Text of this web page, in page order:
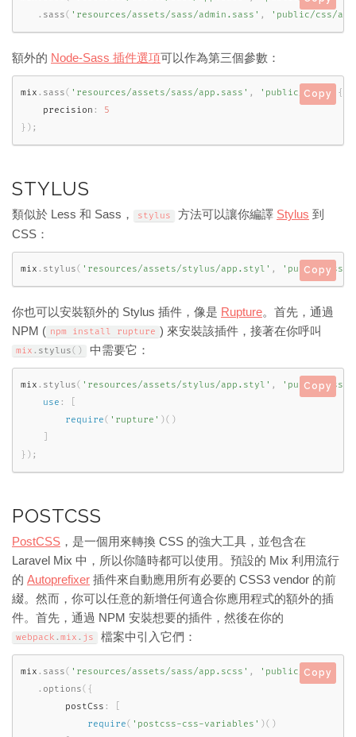
. sass( 'resources/assets/sass/admin.sass' , 'public/css/
額外的 Node-Sass 插件選項可以作為第三個參數：
mix . sass( 'resources/assets/sass/app.sass' , 'public/css',
{
    precision
:
5
} ) ;
Copy
STYLUS
類似於 Less 和 Sass， stylus 方法可以讓你編譯 Stylus 到
CSS：
mix . stylus( 'resources/assets/stylus/app.styl' , 'public/css'
Copy
你也可以安裝額外的 Stylus 插件，像是 Rupture。首先，通過
NPM ( npm install rupture ) 來安裝該插件，接著在你呼叫
mix . stylus( ) 中需要它：
mix . stylus( 'resources/assets/stylus/app.styl' , 'public/css'
use :
require( 'rupture' ) ( )
} ) ;
Copy
POSTCSS
PostCSS ，是一個用來轉換 CSS 的強大工具，並包含在
Laravel Mix 中，所以你隨時都可以使用。預設的 Mix 利用流行
的 Autoprefixer 插件來自動應用所有必要的 CSS3 vendor 的前
綴。然而，你可以任意的新增任何適合你應用程式的額外的插
件。首先，通過 NPM 安裝想要的插件，然後在你的
webpack . mix . js 檔案中引入它們：
mix . sass( 'resources/assets/sass/app.scss' , 'public/css')
. options( {
        postCss
:
require( 'postcss-css-variables' ) ( )
Copy